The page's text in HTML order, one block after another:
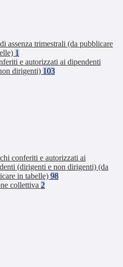
assenza trimestrali (da pubblicare
1
e autorizzati ai dipendenti
dirigenti) 103
conferiti e autorizzati ai
(dirigenti e non dirigenti) (da
in tabelle) 98
collettiva 2